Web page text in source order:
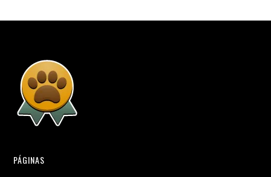
PÁGINAS